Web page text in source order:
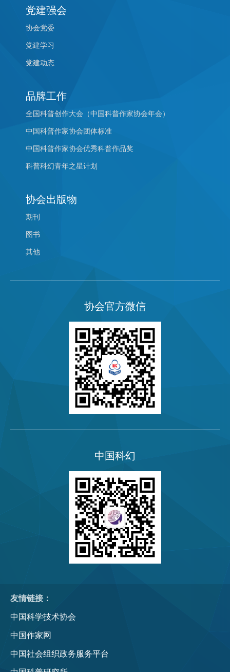
党建强会
协会党委
党建学习
党建动态
品牌工作
全国科普创作大会（中国科普作家协会年会）
中国科普作家协会团体标准
中国科普作家协会优秀科普作品奖
科普科幻青年之星计划
协会出版物
期刊
图书
其他
协会官方微信
中国科幻
友情链接：
中国科学技术协会
中国作家网
中国社会组织政务服务平台